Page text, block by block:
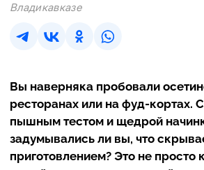
Владикавказе
Вы наверняка пробовали
ресторанах или на фуд-кортах.
пышным тестом и щедрой
задумывались ли вы, что
приготовлением? Это не просто